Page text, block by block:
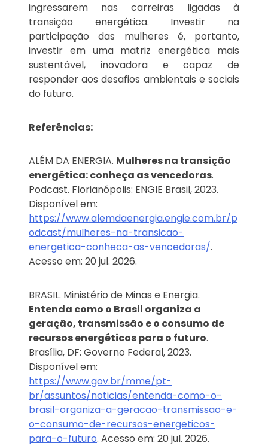
ingressarem nas carreiras ligadas à
transição energética. Investir na
participação das mulheres é, portanto,
investir em uma matriz energética mais
sustentável, inovadora e capaz de
responder aos desafios ambientais e sociais
do futuro.
Referências:
ALÉM DA ENERGIA. Mulheres na transição
energética: conheça as vencedoras.
Podcast. Florianópolis: ENGIE Brasil, 2023.
Disponível em:
https://www.alemdaenergia.engie.com.br/p
odcast/mulheres-na-transicao-
energetica-conheca-as-vencedoras/.
Acesso em: 20 jul. 2026.
BRASIL. Ministério de Minas e Energia.
Entenda como o Brasil organiza a
geração, transmissão e o consumo de
recursos energéticos para o futuro.
Brasília, DF: Governo Federal, 2023.
Disponível em:
https://www.gov.br/mme/pt-
br/assuntos/noticias/entenda-como-o-
brasil-organiza-a-geracao-transmissao-e-
o-consumo-de-recursos-energeticos-
para-o-futuro. Acesso em: 20 jul. 2026.